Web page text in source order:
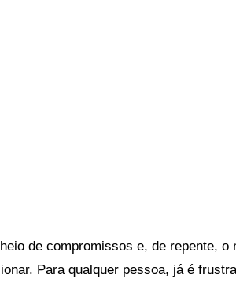
de compromissos e, de repente, o
Para qualquer pessoa, já é